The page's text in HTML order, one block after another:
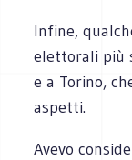
Infine,
elettorali più
e a Torino,
aspetti.
Avevo